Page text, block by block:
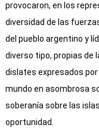
provocaron, en los
diversidad de las
del pueblo argentino y
diverso tipo, propias de
dislates expresados
mundo en asombrosa
soberanía sobre las
oportunidad.